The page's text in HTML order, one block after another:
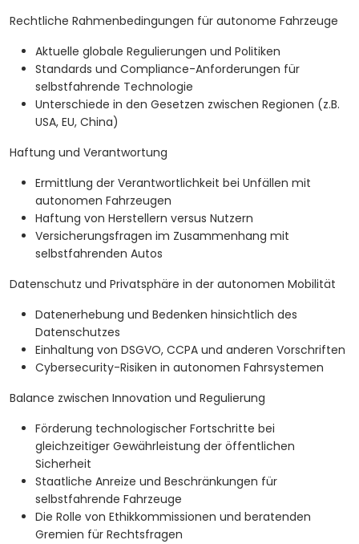
Rechtliche Rahmenbedingungen für autonome Fahrzeuge
Aktuelle globale Regulierungen und Politiken
Standards und Compliance-Anforderungen für
selbstfahrende Technologie
Unterschiede in den Gesetzen zwischen Regionen (z.B.
USA, EU, China)
Haftung und Verantwortung
Ermittlung der Verantwortlichkeit bei Unfällen mit
autonomen Fahrzeugen
Haftung von Herstellern versus Nutzern
Versicherungsfragen im Zusammenhang mit
selbstfahrenden Autos
Datenschutz und Privatsphäre in der autonomen Mobilität
Datenerhebung und Bedenken hinsichtlich des
Datenschutzes
Einhaltung von DSGVO, CCPA und anderen Vorschriften
Cybersecurity-Risiken in autonomen Fahrsystemen
Balance zwischen Innovation und Regulierung
Förderung technologischer Fortschritte bei
gleichzeitiger Gewährleistung der öffentlichen
Sicherheit
Staatliche Anreize und Beschränkungen für
selbstfahrende Fahrzeuge
Die Rolle von Ethikkommissionen und beratenden
Gremien für Rechtsfragen